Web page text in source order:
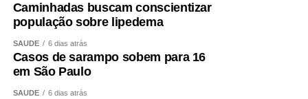
Caminhadas buscam conscientizar
população sobre lipedema
SAÚDE 6 dias atrás
Casos de sarampo sobem para 16
em São Paulo
SAÚDE 6 dias atrás